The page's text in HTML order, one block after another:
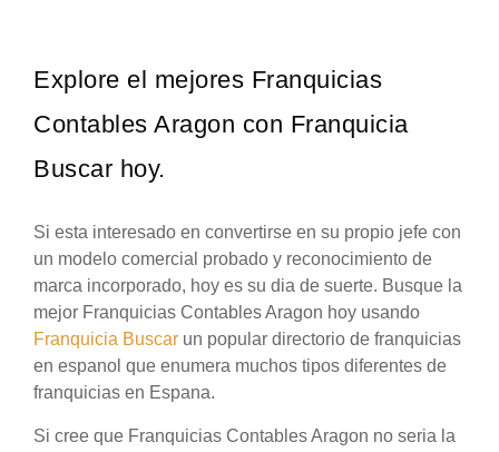
Explore el mejores Franquicias
Contables Aragon con Franquicia
Buscar hoy.
Si esta interesado en convertirse en su propio jefe con
un modelo comercial probado y reconocimiento de
marca incorporado, hoy es su dia de suerte. Busque la
mejor Franquicias Contables Aragon hoy usando
Franquicia Buscar un popular directorio de franquicias
en espanol que enumera muchos tipos diferentes de
franquicias en Espana.
Si cree que Franquicias Contables Aragon no seria la